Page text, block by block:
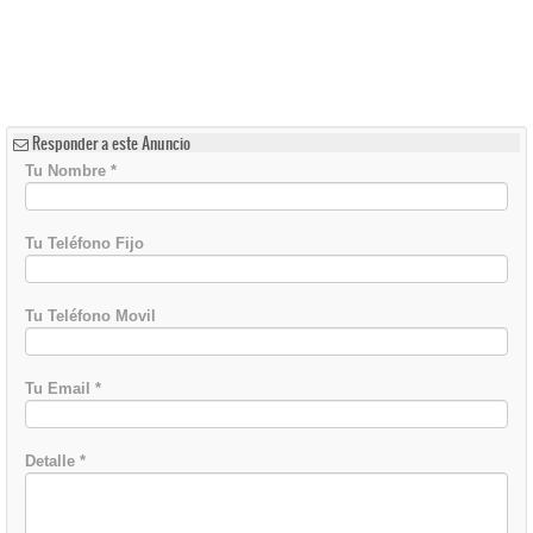
Responder a este Anuncio
Tu Nombre *
Tu Teléfono Fijo
Tu Teléfono Movil
Tu Email *
Detalle *